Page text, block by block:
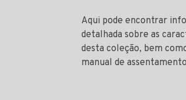
Aqui pode encontrar
detalhada sobre as
desta coleção, bem
manual de